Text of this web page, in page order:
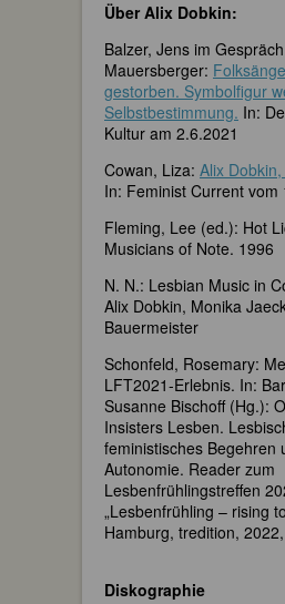
Über Alix Dobkin:
Balzer, Jens im
Mauersberger:
gestorben. Symbolfigur
Selbstbestimmung. In:
Kultur am 2.6.2021
Cowan, Liza: Alix
In: Feminist Current vom
Fleming, Lee (ed.): Hot
Musicians of Note. 1996
N. N.: Lesbian Music in
Alix Dobkin, Monika
Bauermeister
Schonfeld, Rosemary:
LFT2021-Erlebnis. In:
Susanne Bischoff (Hg.):
Insisters Lesben.
feministisches Begehren
Autonomie. Reader zum
Lesbenfrühlingstreffen
„Lesbenfrühling – rising
Hamburg, tredition,
Diskographie